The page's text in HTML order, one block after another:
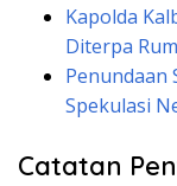
Kapolda
Diterpa
Penundaan
Spekulasi
Catatan